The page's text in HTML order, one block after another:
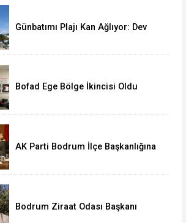
Günbatımı Plajı Kan Ağlıyor: Dev
Bofad Ege Bölge İkincisi Oldu
AK Parti Bodrum İlçe Başkanlığına
Bodrum Ziraat Odası Başkanı